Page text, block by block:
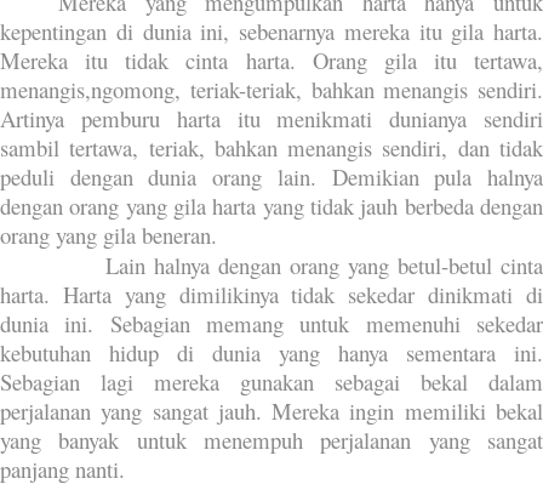
kepentingan di dunia ini, sebenarnya mereka itu gila harta.
Mereka itu tidak cinta harta. Orang gila itu tertawa,
menangis,ngomong, teriak-teriak, bahkan menangis sendiri.
Artinya pemburu harta itu menikmati dunianya sendiri
sambil tertawa, teriak, bahkan menangis sendiri, dan tidak
peduli dengan dunia orang lain. Demikian pula halnya
dengan orang yang gila harta yang tidak jauh berbeda dengan
orang yang gila beneran.
Lain halnya dengan orang yang betul-betul cinta
harta. Harta yang dimilikinya tidak sekedar dinikmati di
dunia ini. Sebagian memang untuk memenuhi sekedar
kebutuhan hidup di dunia yang hanya sementara ini.
Sebagian lagi mereka gunakan sebagai bekal dalam
perjalanan yang sangat jauh. Mereka ingin memiliki bekal
yang banyak untuk menempuh perjalanan yang sangat
panjang nanti.